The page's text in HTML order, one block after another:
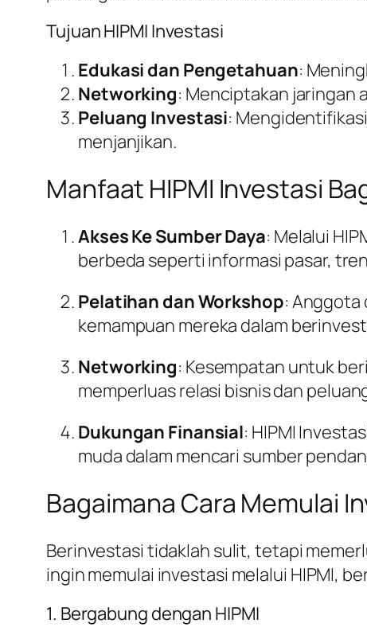
Tujuan HIPMI Investasi
Edukasi dan Pengetahuan:
Networking: Menciptakan jaringan
Peluang Investasi:
menjanjikan.
Manfaat HIPMI Investasi
Akses Ke Sumber Daya: Melalui
berbeda seperti informasi pasar,
Pelatihan dan Workshop:
kemampuan mereka dalam
Networking: Kesempatan untuk
memperluas relasi bisnis dan
Dukungan Finansial: HIPMI
muda dalam mencari sumber
Bagaimana Cara Memulai
Berinvestasi tidaklah sulit, tetapi
ingin memulai investasi melalui HIPMI,
1. Bergabung dengan HIPMI